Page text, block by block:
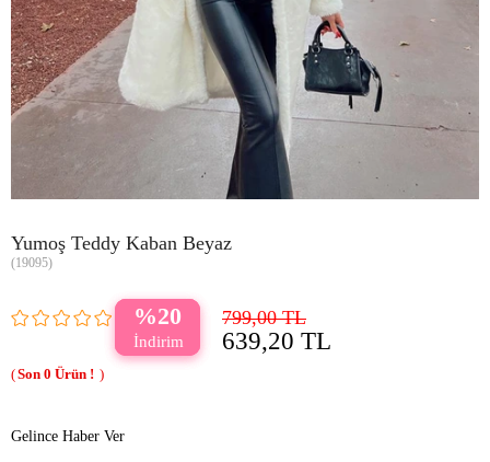
Yumoş Teddy Kaban Beyaz
(19095)
20 799,00 TL
639,20 TL
0
Gelince Haber Ver